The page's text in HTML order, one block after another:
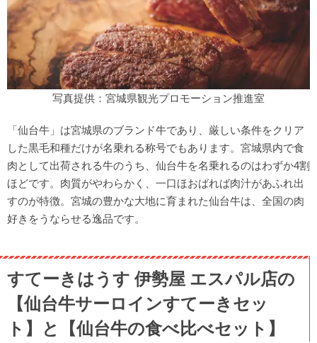
写真提供：宮城県観光プロモーション推進室
「仙台牛」は宮城県のブランド牛であり、厳しい条件をクリア
した黒毛和種だけが名乗れる称号でもあります。宮城県内で食
肉として出荷される牛のうち、仙台牛を名乗れるのはわずか4割
ほどです。肉質がやわらかく、一口ほおばれば肉汁があふれ出
すのが特徴。宮城の豊かな大地に育まれた仙台牛は、全国の肉
好きをうならせる逸品です。
すてーきはうす 伊勢屋 エスパル店の
【仙台牛サーロインすてーきセッ
ト】と【仙台牛の食べ比べセット】